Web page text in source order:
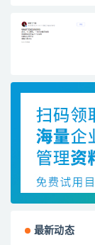
最新动态